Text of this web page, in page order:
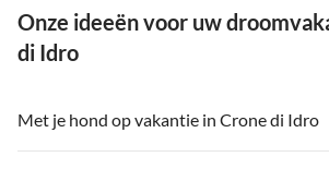
Onze ideeën voor uw
di Idro
Met je hond op vakantie in Crone di Idro